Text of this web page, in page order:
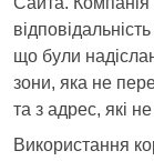
що були
зони, яка не
та з адрес, які
Використання